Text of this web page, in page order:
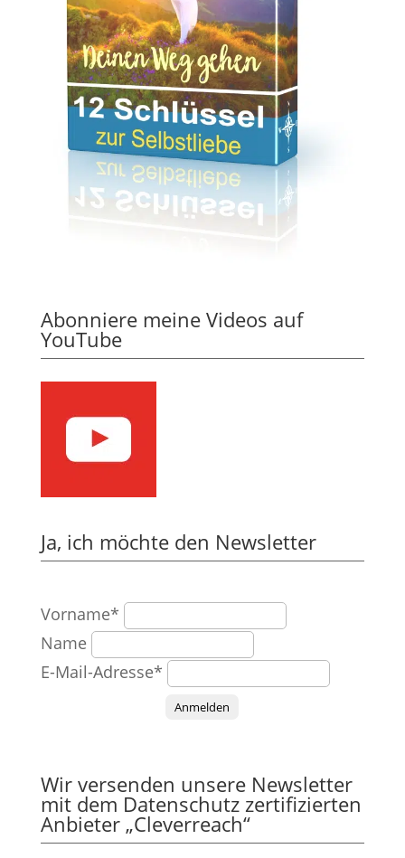
Abonniere meine Videos auf
YouTube
Ja, ich möchte den Newsletter
Vorname*
Name
E-Mail-Adresse*
Anmelden
Wir versenden unsere Newsletter
mit dem Datenschutz zertifizierten
Anbieter „Cleverreach“